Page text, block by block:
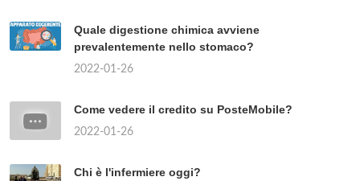
Quale digestione chimica avviene
prevalentemente nello stomaco?
2022-01-26
Come vedere il credito su PosteMobile?
2022-01-26
Chi è l'infermiere oggi?